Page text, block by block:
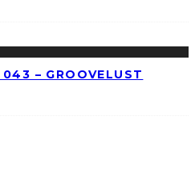
– GROOVELUST